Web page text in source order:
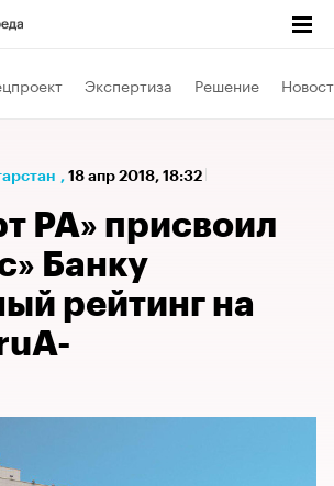
Экспертиза Решение
, 18 апр 2018, 18:32
РА» присвоил
Банку
рейтинг на